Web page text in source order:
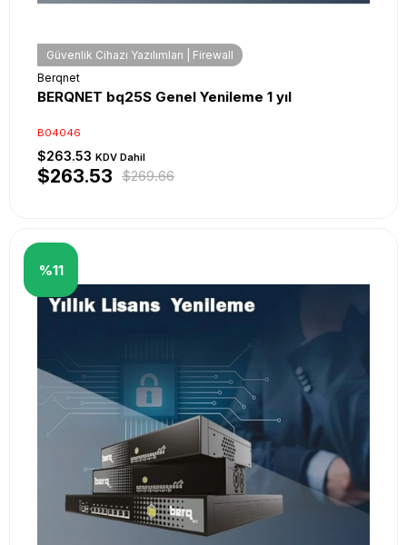
Güvenlik Cihazı Yazılımları | Firewall
Berqnet
BERQNET bq25S Genel Yenileme 1 yıl
B04046
$263.53 KDV Dahil
$263.53 $269.66
%11